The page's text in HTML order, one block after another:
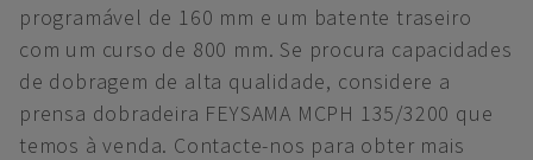
programável de 160 mm e um batente traseiro
com um curso de 800 mm. Se procura capacidades
de dobragem de alta qualidade, considere a
prensa dobradeira FEYSAMA MCPH 135/3200 que
temos à venda. Contacte-nos para obter mais